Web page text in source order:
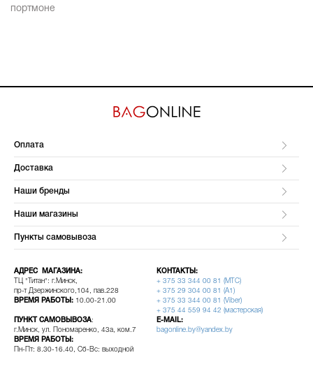
портмоне
Оплата
Доставка
Наши бренды
Наши магазины
Пункты самовывоза
АДРЕС МАГАЗИНА:
ТЦ "Титан": г.Минск,
пр-т Дзержинского,104, пав.228
ВРЕМЯ РАБОТЫ: 10.00-21.00
ПУНКТ САМОВЫВОЗА:
г.Минск, ул. Пономаренко, 43а, ком.7
ВРЕМЯ РАБОТЫ:
Пн-Пт: 8.30-16.40, Сб-Вс: выходной
КОНТАКТЫ:
+ 375 33 344 00 81 (МТС)
+ 375 29 304 00 81 (A1)
+ 375 33 344 00 81 (Viber)
+ 375 44 559 94 42 (мастерская)
E-MAIL:
bagonline.by@yandex.by